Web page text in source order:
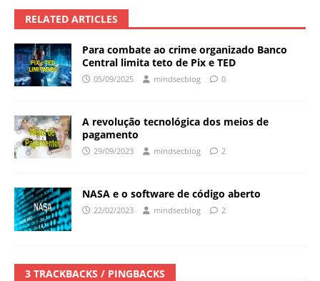
RELATED ARTICLES
Para combate ao crime organizado Banco
Central limita teto de Pix e TED
05/09/2025 mindsecblog 0
A revolução tecnológica dos meios de
pagamento
29/09/2023 mindsecblog 2
NASA e o software de código aberto
22/02/2023 mindsecblog 2
3 TRACKBACKS / PINGBACKS